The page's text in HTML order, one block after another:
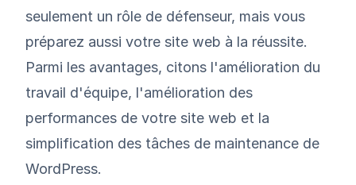
seulement un rôle de défenseur, mais vous
préparez aussi votre site web à la réussite.
Parmi les avantages, citons l'amélioration du
travail d'équipe, l'amélioration des
performances de votre site web et la
simplification des tâches de maintenance de
WordPress.